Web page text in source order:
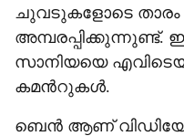
ചുവടുകളോടെ
അമ്പരപ്പിക്കുന്നുണ്ട്.
സാനിയയെ
കമന്‍റുകൾ.
ബെൻ ആണ് വിഡിയോ